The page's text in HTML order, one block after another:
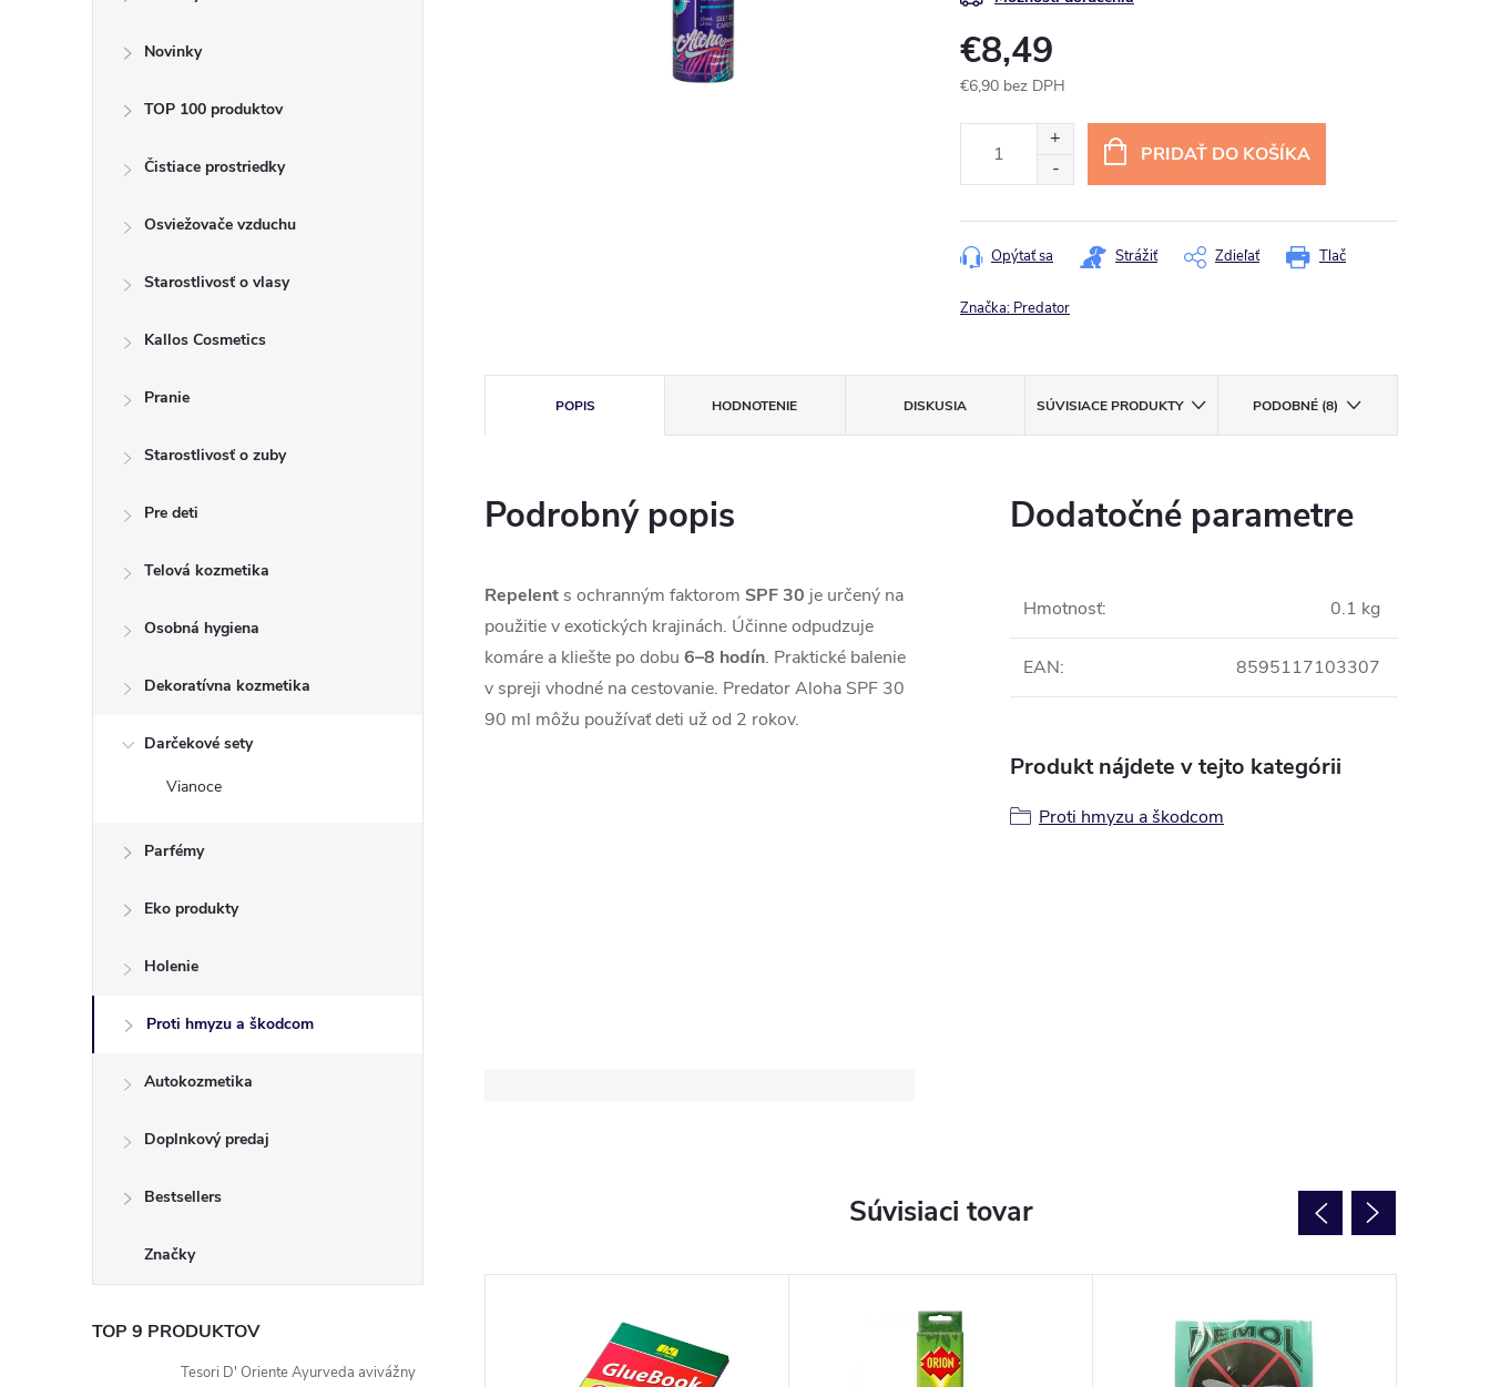
Novinky
TOP 100 produktov
Čistiace prostriedky
Osviežovače vzduchu
Starostlivosť o vlasy
Kallos Cosmetics
Pranie
Starostlivosť o zuby
Pre deti
Telová kozmetika
Osobná hygiena
Dekoratívna kozmetika
Darčekové sety
Vianoce
Parfémy
Eko produkty
Holenie
Proti hmyzu a škodcom
Autokozmetika
Doplnkový predaj
Bestsellers
Značky
TOP 9 PRODUKTOV
Tesori D' Oriente Ayurveda avivážny
€8,49
€6,90 bez DPH
PRIDAŤ DO KOŠÍKA
Tlač
Opýtať sa Strážiť Zdieľať
Značka: Predator
POPIS HODNOTENIE DISKUSIA SÚVISIACE PRODUKTY PODOBNÉ (8)
Podrobný popis
Repelent s ochranným faktorom SPF 30 je určený na
použitie v exotických krajinách. Účinne odpudzuje
komáre a kliešte po dobu 6–8 hodín. Praktické balenie
v spreji vhodné na cestovanie. Predator Aloha SPF 30
90 ml môžu používať deti už od 2 rokov.
Dodatočné parametre
Hmotnosť: 0.1 kg
EAN: 8595117103307
Produkt nájdete v tejto kategórii
Proti hmyzu a škodcom
Súvisiaci tovar